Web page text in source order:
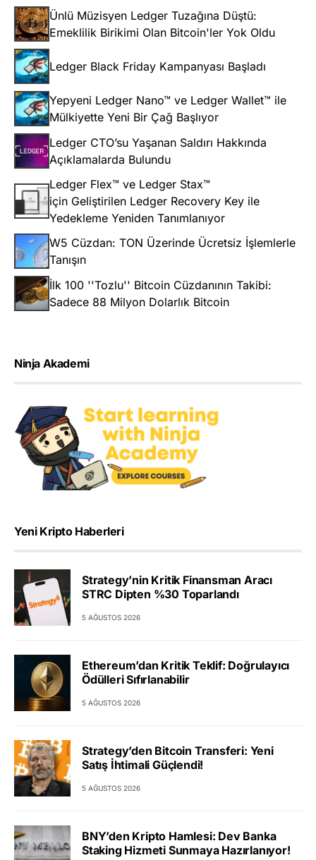
Ünlü Müzisyen Ledger Tuzağına Düştü:
Emeklilik Birikimi Olan Bitcoin'ler Yok Oldu
Ledger Black Friday Kampanyası Başladı
Yepyeni Ledger Nano™ ve Ledger Wallet™ ile
Mülkiyette Yeni Bir Çağ Başlıyor
Ledger CTO’su Yaşanan Saldırı Hakkında
Açıklamalarda Bulundu
Ledger Flex™ ve Ledger Stax™
için Geliştirilen Ledger Recovery Key ile
Yedekleme Yeniden Tanımlanıyor
W5 Cüzdan: TON Üzerinde Ücretsiz İşlemlerle
Tanışın
İlk 100 ''Tozlu'' Bitcoin Cüzdanının Takibi:
Sadece 88 Milyon Dolarlık Bitcoin
Ninja Akademi
Yeni Kripto Haberleri
Strategy’nin Kritik Finansman Aracı
STRC Dipten %30 Toparlandı
5 AĞUSTOS 2026
Ethereum’dan Kritik Teklif: Doğrulayıcı
Ödülleri Sıfırlanabilir
5 AĞUSTOS 2026
Strategy’den Bitcoin Transferi: Yeni
Satış İhtimali Güçlendi!
5 AĞUSTOS 2026
BNY’den Kripto Hamlesi: Dev Banka
Staking Hizmeti Sunmaya Hazırlanıyor!